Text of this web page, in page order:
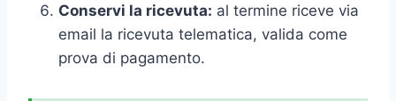
Conservi la ricevuta: al termine riceve via
email la ricevuta telematica, valida come
prova di pagamento.